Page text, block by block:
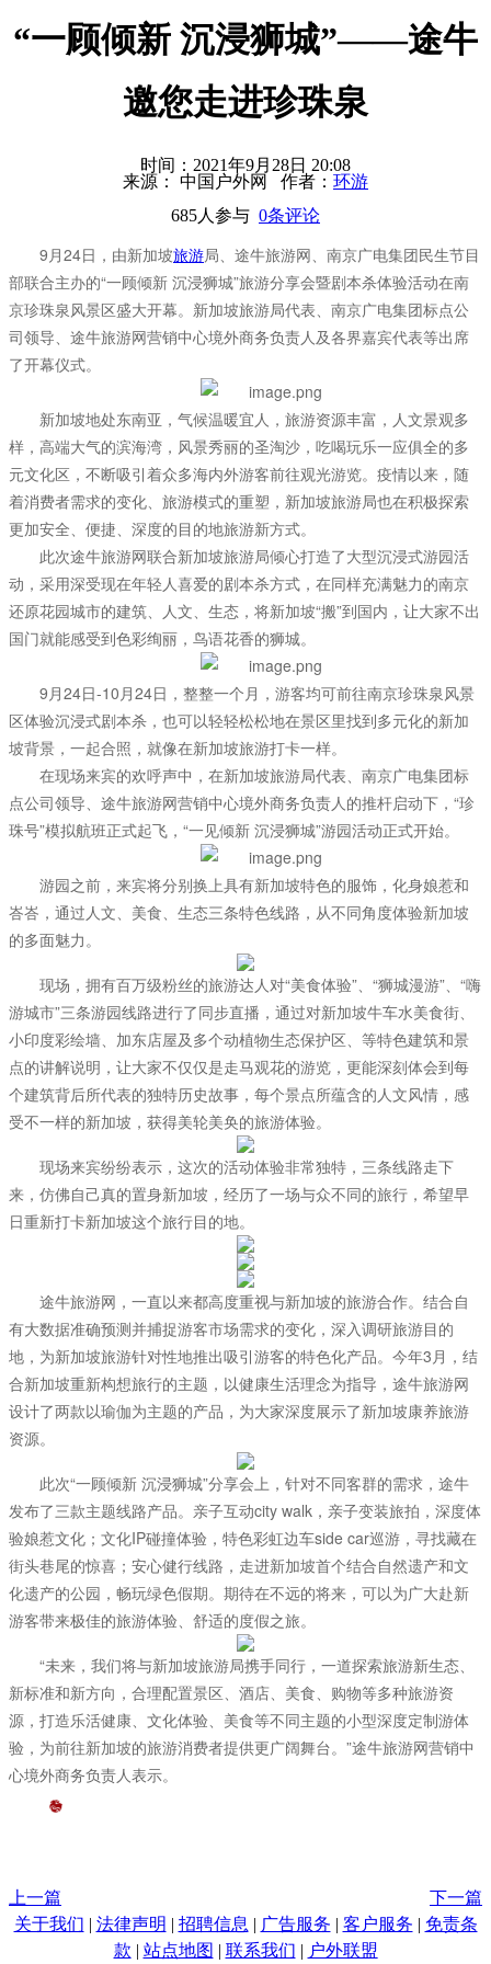
“一顾倾新 沉浸狮城”——途牛
邀您走进珍珠泉
时间：2021年9月28日 20:08
来源： 中国户外网 作者： 环游
685人参与 0条评论
9月24日，由新加坡旅游局、途牛旅游网、南京广电集团民生节目
部联合主办的“一顾倾新 沉浸狮城”旅游分享会暨剧本杀体验活动在南
京珍珠泉风景区盛大开幕。新加坡旅游局代表、南京广电集团标点公
司领导、途牛旅游网营销中心境外商务负责人及各界嘉宾代表等出席
了开幕仪式。
新加坡地处东南亚，气候温暖宜人，旅游资源丰富，人文景观多
样，高端大气的滨海湾，风景秀丽的圣淘沙，吃喝玩乐一应俱全的多
元文化区，不断吸引着众多海内外游客前往观光游览。疫情以来，随
着消费者需求的变化、旅游模式的重塑，新加坡旅游局也在积极探索
更加安全、便捷、深度的目的地旅游新方式。
此次途牛旅游网联合新加坡旅游局倾心打造了大型沉浸式游园活
动，采用深受现在年轻人喜爱的剧本杀方式，在同样充满魅力的南京
还原花园城市的建筑、人文、生态，将新加坡“搬”到国内，让大家不出
国门就能感受到色彩绚丽，鸟语花香的狮城。
9月24日-10月24日，整整一个月，游客均可前往南京珍珠泉风景
区体验沉浸式剧本杀，也可以轻轻松松地在景区里找到多元化的新加
坡背景，一起合照，就像在新加坡旅游打卡一样。
在现场来宾的欢呼声中，在新加坡旅游局代表、南京广电集团标
点公司领导、途牛旅游网营销中心境外商务负责人的推杆启动下，“珍
珠号”模拟航班正式起飞，“一见倾新 沉浸狮城”游园活动正式开始。
游园之前，来宾将分别换上具有新加坡特色的服饰，化身娘惹和
峇峇，通过人文、美食、生态三条特色线路，从不同角度体验新加坡
的多面魅力。
现场，拥有百万级粉丝的旅游达人对“美食体验”、“狮城漫游”、“嗨
游城市”三条游园线路进行了同步直播，通过对新加坡牛车水美食街、
小印度彩绘墙、加东店屋及多个动植物生态保护区、等特色建筑和景
点的讲解说明，让大家不仅仅是走马观花的游览，更能深刻体会到每
个建筑背后所代表的独特历史故事，每个景点所蕴含的 人文风情，感
受不一样的新加坡，获得美轮美奂的旅游体验。
现场来宾纷纷表示 ， 这次的活动体验非常独特，三条线路走下
来，仿佛自己真的置身新加坡，经历了一场与众不同的旅行，希望早
日重新打卡新加坡这个旅行目的地。
途牛旅游网，一直以来都高度重视与新加坡的旅游合作。结合自
有大数据准确预测并捕捉游客市场需求的变化，深入调研旅游目的
地，为新加坡旅游针对性地推出吸引游客的特色化产品。今年3月，结
合新加坡重新构想旅行的主题，以健康生活理念为指导，途牛旅游网
设计了两款以瑜伽为主题的产品，为大家深度展示了新加坡康养旅游
资源。
此次“一顾倾新 沉浸狮城”分享会上，针对不同客群的需求，途牛
发布了三款主题线路产品。亲子互动city walk，亲子变装旅拍，深度体
验娘惹文化；文化IP碰撞体验，特色彩虹边车side car巡游，寻找藏在
街头巷尾的惊喜；安心健行线路，走进新加坡首个结合自然遗产和文
化遗产的公园，畅玩绿色假期。期待在不远的将来，可以为广大赴新
游客带来极佳的旅游体验、舒适的度假之旅。
“未来，我们将与新加坡旅游局携手同行，一道探索旅游新生态、
新标准和新方向，合理配置景区、酒店、美食、购物等多种旅游资
源，打造乐活健康、文化体验、美食等不同主题的小型深度定制游体
验，为前往新加坡的旅游消费者提供更广阔舞台。”途牛旅游网营销中
心境外商务负责人表示。
上一篇
下一篇
关于我们 | 法律声明 | 招聘信息 | 广告服务 | 客户服务 | 免责条
款 | 站点地图 | 联系我们 | 户外联盟